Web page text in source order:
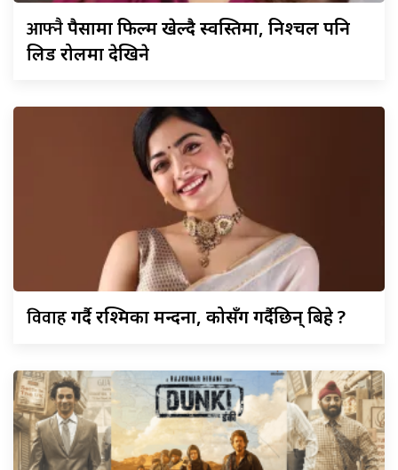
आफ्नैपैसामा फिल्म खेल्दै स्वस्तिमा, निश्चल पनि
लिड रोलमा देखिने
विवाहगर्दै रश्मिका मन्दना, कोसँग गर्दैछिन् बिहे ?